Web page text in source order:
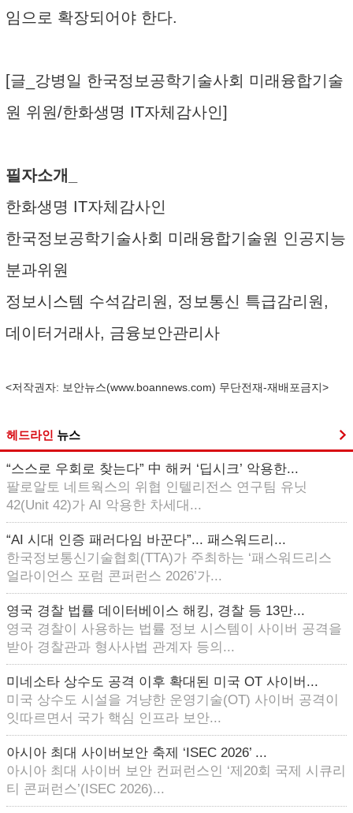
임으로 확장되어야 한다.
[글_강병일 한국정보공학기술사회 미래융합기술
원 위원/한화생명 IT자체감사인]
필자소개_
한화생명 IT자체감사인
한국정보공학기술사회 미래융합기술원 인공지능
분과위원
정보시스템 수석감리원, 정보통신 특급감리원,
데이터거래사, 금융보안관리사
<저작권자: 보안뉴스(www.boannews.com) 무단전재-재배포금지>
헤드라인 뉴스
“스스로 우회로 찾는다” 中 해커 ‘딥시크’ 악용한...
팔로알토 네트웍스의 위협 인텔리전스 연구팀 유닛
42(Unit 42)가 AI 악용한 차세대...
“AI 시대 인증 패러다임 바꾼다”... 패스워드리...
한국정보통신기술협회(TTA)가 주최하는 ‘패스워드리스
얼라이언스 포럼 콘퍼런스 2026’가...
영국 경찰 법률 데이터베이스 해킹, 경찰 등 13만...
영국 경찰이 사용하는 법률 정보 시스템이 사이버 공격을
받아 경찰관과 형사사법 관계자 등의...
미네소타 상수도 공격 이후 확대된 미국 OT 사이버...
미국 상수도 시설을 겨냥한 운영기술(OT) 사이버 공격이
잇따르면서 국가 핵심 인프라 보안...
아시아 최대 사이버보안 축제 ‘ISEC 2026’ ...
아시아 최대 사이버 보안 컨퍼런스인 ‘제20회 국제 시큐리
티 콘퍼런스’(ISEC 2026)...